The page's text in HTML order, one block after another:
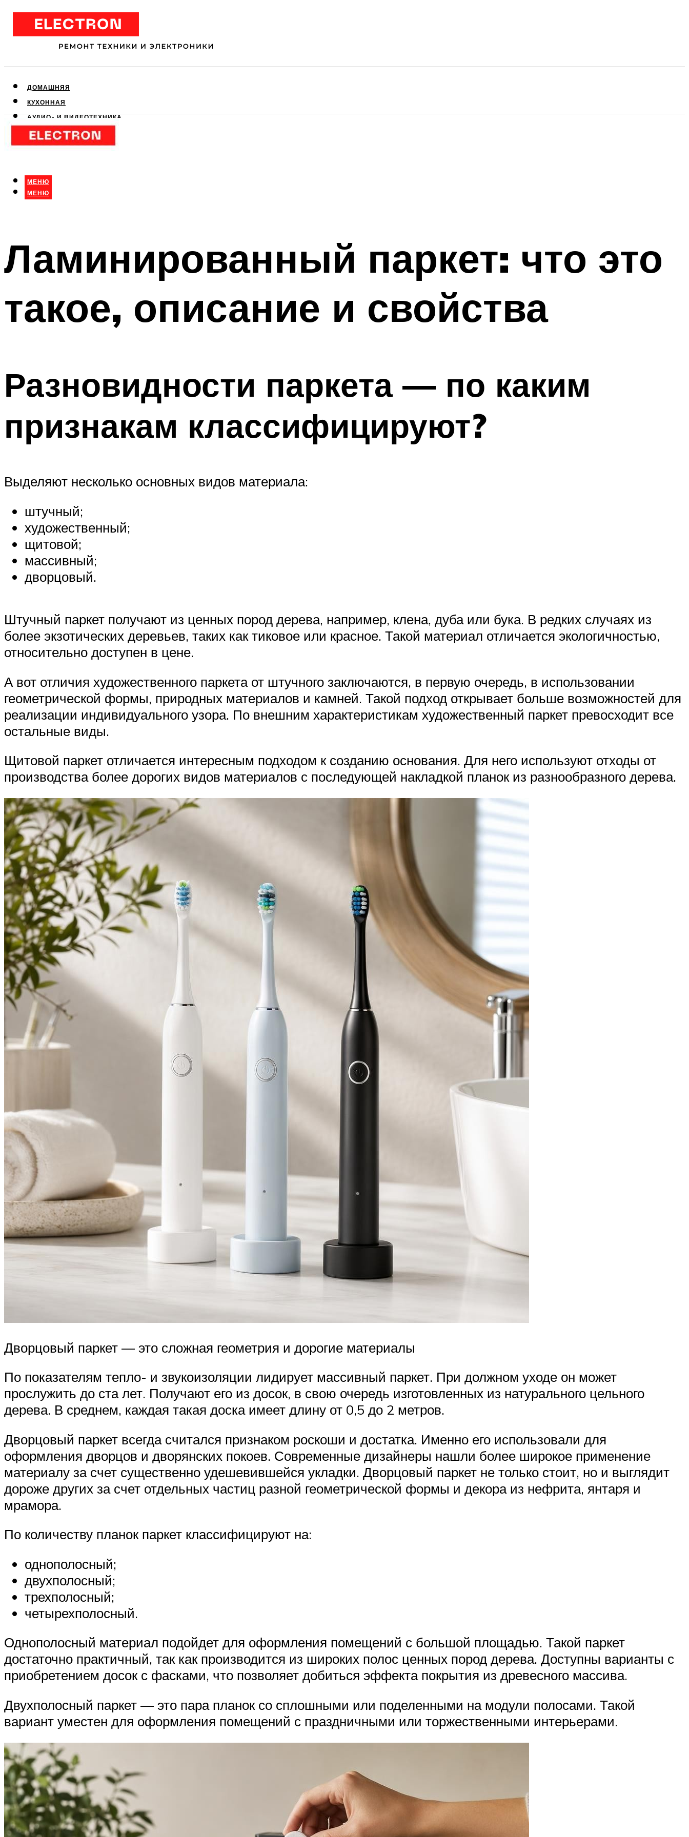
ДОМАШНЯЯ
КУХОННАЯ
АУДИО- И ВИДЕОТЕХНИКА
КЛИМАТИЧЕСКАЯ
ДЛЯ КРАСОТЫ
МЕНЮ
МЕНЮ
Ламинированный паркет: что это
такое, описание и свойства
Разновидности паркета — по каким
признакам классифицируют?
Выделяют несколько основных видов материала:
штучный;
художественный;
щитовой;
массивный;
дворцовый.
Штучный паркет получают из ценных пород дерева, например, клена, дуба или бука. В редких случаях из
более экзотических деревьев, таких как тиковое или красное. Такой материал отличается экологичностью,
относительно доступен в цене.
А вот отличия художественного паркета от штучного заключаются, в первую очередь, в использовании
геометрической формы, природных материалов и камней. Такой подход открывает больше возможностей для
реализации индивидуального узора. По внешним характеристикам художественный паркет превосходит все
остальные виды.
Щитовой паркет отличается интересным подходом к созданию основания. Для него используют отходы от
производства более дорогих видов материалов с последующей накладкой планок из разнообразного дерева.
Дворцовый паркет — это сложная геометрия и дорогие материалы
По показателям тепло- и звукоизоляции лидирует массивный паркет. При должном уходе он может
прослужить до ста лет. Получают его из досок, в свою очередь изготовленных из натурального цельного
дерева. В среднем, каждая такая доска имеет длину от 0,5 до 2 метров.
Дворцовый паркет всегда считался признаком роскоши и достатка. Именно его использовали для
оформления дворцов и дворянских покоев. Современные дизайнеры нашли более широкое применение
материалу за счет существенно удешевившейся укладки. Дворцовый паркет не только стоит, но и выглядит
дороже других за счет отдельных частиц разной геометрической формы и декора из нефрита, янтаря и
мрамора.
По количеству планок паркет классифицируют на:
однополосный;
двухполосный;
трехполосный;
четырехполосный.
Однополосный материал подойдет для оформления помещений с большой площадью. Такой паркет
достаточно практичный, так как производится из широких полос ценных пород дерева. Доступны варианты с
приобретением досок с фасками, что позволяет добиться эффекта покрытия из древесного массива.
Двухполосный паркет — это пара планок со сплошными или поделенными на модули полосами. Такой
вариант уместен для оформления помещений с праздничными или торжественными интерьерами.